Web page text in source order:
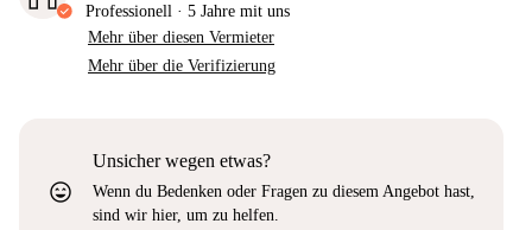
Professionell · 5 Jahre mit uns
Mehr über diesen Vermieter
Mehr über die Verifizierung
sentiment_very_satisfied
Unsicher wegen etwas?
Wenn du Bedenken oder Fragen zu diesem Angebot hast,
sind wir hier, um zu helfen.